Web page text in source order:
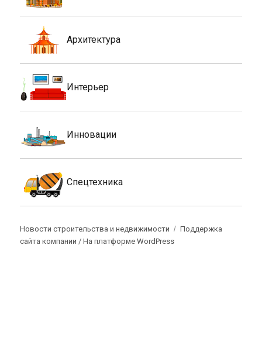
Архитектура
Интерьер
Инновации
Спецтехника
Новости строительства и недвижимости
Поддержка
сайта компании /На платформе WordPress